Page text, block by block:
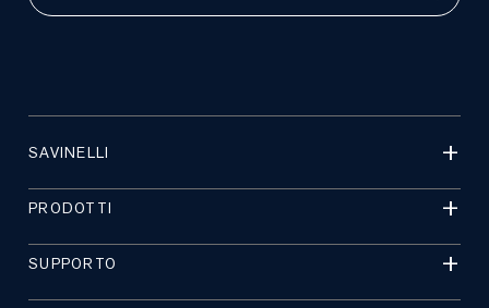
SAVINELLI
PRODOTTI
SUPPORTO